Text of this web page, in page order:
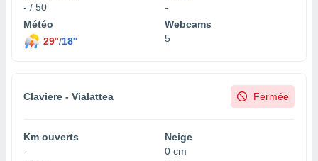
- / 50
-
Météo
29°/18°
Webcams
5
Claviere - Vialattea Fermée
Km ouverts
-
Neige
0 cm